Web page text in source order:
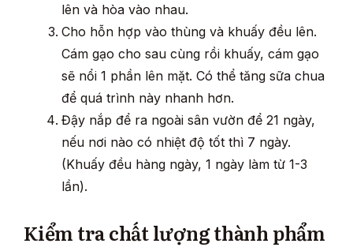
lên và hòa vào nhau.
Cho hỗn hợp vào thùng và khuấy đều lên.
Cám gạo cho sau cùng rồi khuấy, cám gạo
sẽ nổi 1 phần lên mặt. Có thể tăng sữa chua
để quá trình này nhanh hơn.
Đậy nắp để ra ngoài sân vườn để 21 ngày,
nếu nơi nào có nhiệt độ tốt thì 7 ngày.
(Khuấy đều hàng ngày, 1 ngày làm từ 1-3
lần).
Kiểm tra chất lượng thành phẩm